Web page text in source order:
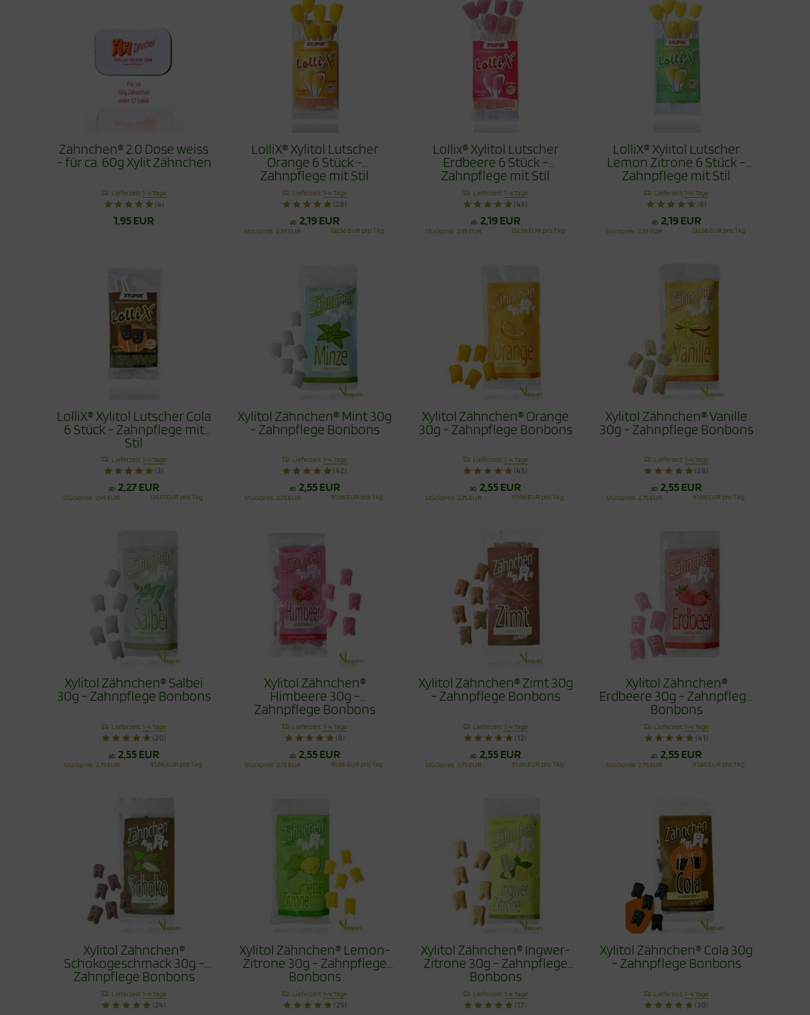
Zähnchen® 2.0 Dose weiss
- für ca. 60g Xylit Zähnchen
Lieferzeit:1-4 Tage
(4)
1,95 EUR
LolliX® Xylitol Lutscher
Orange 6 Stück -
Zahnpflege mit Stil
Lieferzeit:1-4 Tage
(28)
ab 2,19 EUR
Stückpreis 2,39 EUR 132,56 EUR pro 1 kg
Lollix® Xylitol Lutscher
Erdbeere 6 Stück -
Zahnpflege mit Stil
Lieferzeit:1-4 Tage
(45)
ab 2,19 EUR
Stückpreis 2,39 EUR 132,56 EUR pro 1 kg
LolliX® Xylitol Lutscher
Lemon Zitrone 6 Stück -
Zahnpflege mit Stil
Lieferzeit:1-4 Tage
(6)
ab 2,19 EUR
Stückpreis 2,39 EUR 132,56 EUR pro 1 kg
LolliX® Xylitol Lutscher Cola
6 Stück - Zahnpflege mit
Stil
Lieferzeit:1-4 Tage
(3)
ab 2,27 EUR
Stückpreis 2,49 EUR 138,51 EUR pro 1 kg
Xylitol Zähnchen® Mint 30g
- Zahnpflege Bonbons
Lieferzeit:1-4 Tage
(42)
ab 2,55 EUR
Stückpreis 2,75 EUR 91,66 EUR pro 1 kg
Xylitol Zähnchen® Orange
30g - Zahnpflege Bonbons
Lieferzeit:1-4 Tage
(45)
ab 2,55 EUR
Stückpreis 2,75 EUR 91,66 EUR pro 1 kg
Xylitol Zähnchen® Vanille
30g - Zahnpflege Bonbons
Lieferzeit:1-4 Tage
(28)
ab 2,55 EUR
Stückpreis 2,75 EUR 91,66 EUR pro 1 kg
Xylitol Zähnchen® Salbei
30g - Zahnpflege Bonbons
Lieferzeit:1-4 Tage
(20)
ab 2,55 EUR
Stückpreis 2,75 EUR 91,66 EUR pro 1 kg
Xylitol Zähnchen®
Himbeere 30g -
Zahnpflege Bonbons
Lieferzeit:1-4 Tage
(8)
ab 2,55 EUR
Stückpreis 2,75 EUR 91,66 EUR pro 1 kg
Xylitol Zähnchen® Zimt 30g
- Zahnpflege Bonbons
Lieferzeit:1-4 Tage
(12)
ab 2,55 EUR
Stückpreis 2,75 EUR 91,66 EUR pro 1 kg
Xylitol Zähnchen®
Erdbeere 30g - Zahnpflege
Bonbons
Lieferzeit:1-4 Tage
(41)
ab 2,55 EUR
Stückpreis 2,75 EUR 91,66 EUR pro 1 kg
Xylitol Zähnchen®
Schokogeschmack 30g -
Zahnpflege Bonbons
Lieferzeit:1-4 Tage
(24)
Xylitol Zähnchen® Lemon-
Zitrone 30g - Zahnpflege
Bonbons
Lieferzeit:1-4 Tage
(25)
Xylitol Zähnchen® Ingwer-
Zitrone 30g - Zahnpflege
Bonbons
Lieferzeit:1-4 Tage
(17)
Xylitol Zähnchen® Cola 30g
- Zahnpflege Bonbons
Lieferzeit:1-4 Tage
(30)